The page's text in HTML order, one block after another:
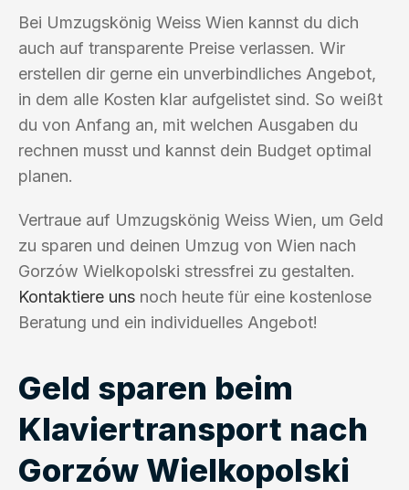
Bei Umzugskönig Weiss Wien kannst du dich
auch auf transparente Preise verlassen. Wir
erstellen dir gerne ein unverbindliches Angebot,
in dem alle Kosten klar aufgelistet sind. So weißt
du von Anfang an, mit welchen Ausgaben du
rechnen musst und kannst dein Budget optimal
planen.
Vertraue auf Umzugskönig Weiss Wien, um Geld
zu sparen und deinen Umzug von Wien nach
Gorzów Wielkopolski stressfrei zu gestalten.
Kontaktiere uns noch heute für eine kostenlose
Beratung und ein individuelles Angebot!
Geld sparen beim
Klaviertransport nach
Gorzów Wielkopolski